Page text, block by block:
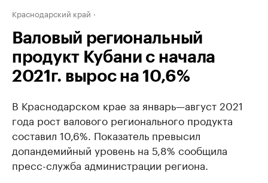
Краснодарский край
Валовый региональный
продукт Кубани с начала
2021г. вырос на 10,6%
В Краснодарском крае за январь—август 2021
года рост валового регионального продукта
составил 10,6%. Показатель превысил
допандемийный уровень на 5,8% сообщила
пресс-служба администрации региона.